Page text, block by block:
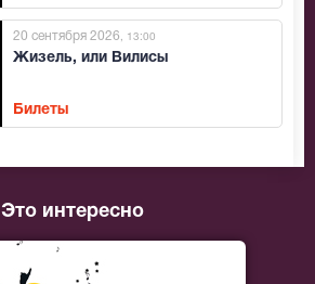
Жизель, или Вилисы
20 сентября 2026 , 13:00
Билеты
Это интересно